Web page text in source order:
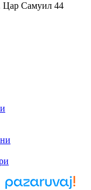
Цар Самуил 44